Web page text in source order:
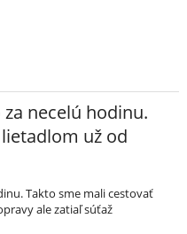
necelú hodinu.
už od
Takto sme mali cestovať
ale zatiaľ súťaž